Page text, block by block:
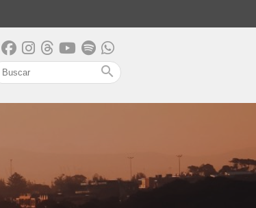
search